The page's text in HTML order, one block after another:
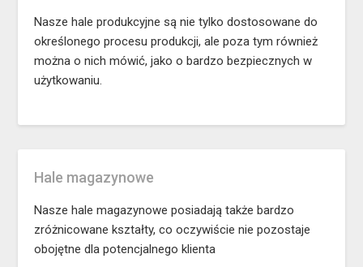
Nasze hale produkcyjne są nie tylko dostosowane do
określonego procesu produkcji, ale poza tym również
można o nich mówić, jako o bardzo bezpiecznych w
użytkowaniu.
Hale magazynowe
Nasze hale magazynowe posiadają także bardzo
zróżnicowane kształty, co oczywiście nie pozostaje
obojętne dla potencjalnego klienta